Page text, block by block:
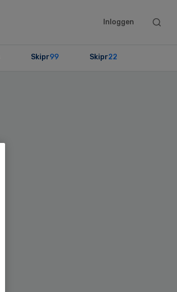
Inloggen
Search
Skipr99 Skipr22